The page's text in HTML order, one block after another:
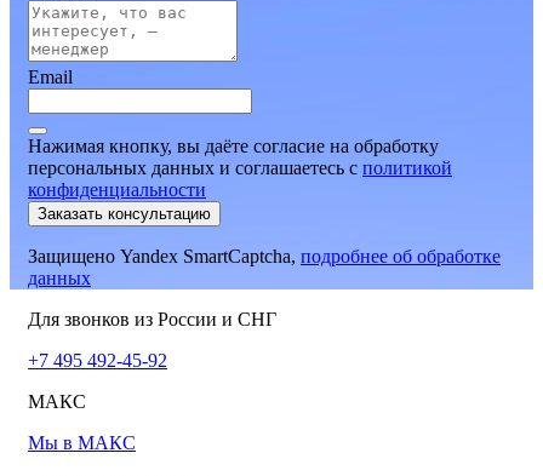
Email
Нажимая кнопку, вы даёте согласие на обработку
персональных данных и соглашаетесь c политикой
конфиденциальности
Заказать консультацию
Защищено Yandex SmartCaptcha, подробнее об обработке
данных
Для звонков из России и СНГ
+7 495 492-45-92
МАКС
Мы в МАКС